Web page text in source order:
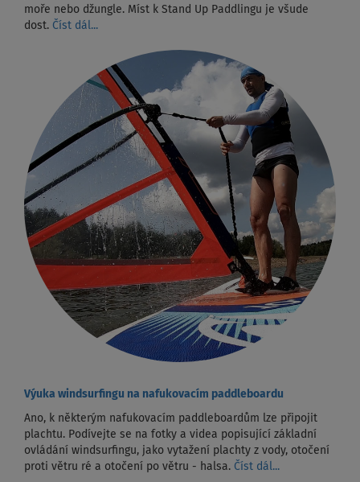
moře nebo džungle. Míst k Stand Up Paddlingu je všude
dost. Číst dál...
Výuka windsurfingu na nafukovacím paddleboardu
Ano, k některým nafukovacím paddleboardům lze připojit
plachtu. Podívejte se na fotky a videa popisující základní
ovládání windsurfingu, jako vytažení plachty z vody, otočení
proti větru ré a otočení po větru - halsa. Číst dál...